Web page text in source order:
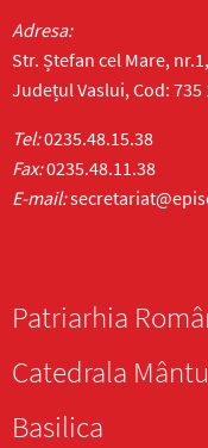
Adresa:
Str. Ștefan cel Mare,
Județul Vaslui, Cod: 735
Tel:0235.48.15.38
Fax:0235.48.11.38
E-mail:
Patriarhia
Catedrala
Basilica